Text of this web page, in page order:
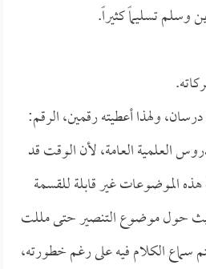
وسلم تسليماً كثيراً.
ولهذا أعطيته رقمين، الرقم:
الدروس العلمية العامة، لأن الوقت قد
الموضوعات غير قابلة للقسمة
حول موضوع التنصير حتى مللت
سماع الكلام فيه على رغم خطورته،